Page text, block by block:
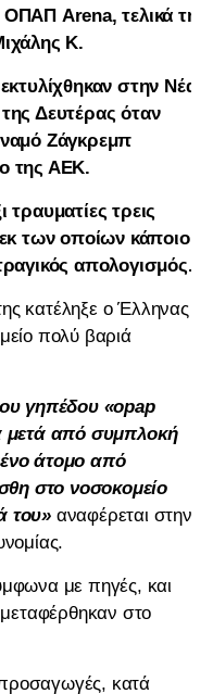
Arena, τελικά τη
Κ.
στην Νέα
Δευτέρας όταν
Ζάγκρεμπ
της ΑΕΚ.
τρεις
των οποίων κάποιοι
απολογισμός.
κατέληξε ο Έλληνας
πολύ βαριά
γηπέδου «opap
μετά από συμπλοκή
άτομο από
στο νοσοκομείο
του» αναφέρεται στην
με πηγές, και
στο
προσαγωγές, κατά